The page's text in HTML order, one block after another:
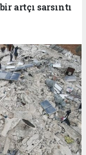
artçı sarsıntı